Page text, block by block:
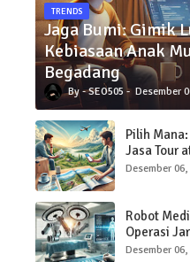
TRENDS
Jaga Bumi: Gimik
Kebiasaan Anak
Begadang
SEO505 Desember
Pilih
Jasa Tour
Sendiri
Desember 06,
Robot
Operasi
Hadir di
Desember 06,